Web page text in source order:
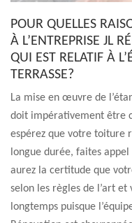
POUR QUELLES
À L’ENTREPRISE JL
QUI EST RELATIF À
TERRASSE?
La mise en œuvre de
doit impérativement être
espérez que votre toiture
longue durée, faites appel
aurez la certitude que
selon les règles de l’art et
longtemps puisque